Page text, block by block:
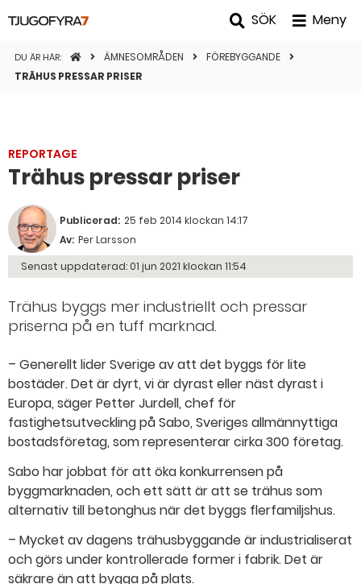
SÖK Meny
DU ÄR HÄR: STARTSIDANÄMNESOMRÅDEN
FÖREBYGGANDE
TRÄHUS PRESSAR PRISER
REPORTAGE
Trähus pressar priser
Publicerad: 25 feb 2014 klockan 14:17
Av: Per Larsson
Senast uppdaterad: 01 jun 2021 klockan 11:54
Trähus byggs mer industriellt och pressar
priserna på en tuff marknad.
– Generellt lider Sverige av att det byggs för lite
bostäder. Det är dyrt, vi är dyrast eller näst dyrast i
Europa, säger Petter Jurdell, chef för
fastighetsutveckling på Sabo, Sveriges allmännyttiga
bostadsföretag, som representerar cirka 300 företag.
Sabo har jobbat för att öka konkurrensen på
byggmarknaden, och ett sätt är att se trähus som
alternativ till betonghus när det byggs flerfamiljshus.
– Mycket av dagens trähusbyggande är industrialiserat
och görs under kontrollerade former i fabrik. Det är
säkrare än att bygga på plats.